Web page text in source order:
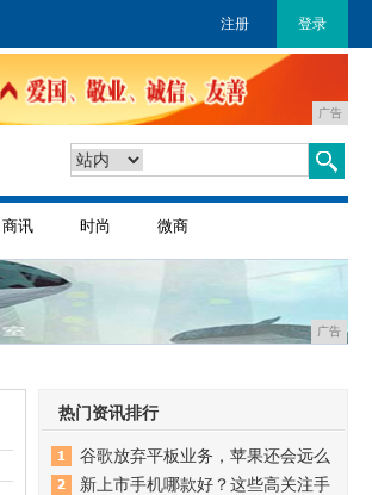
注册 登录
广告
商讯 时尚 微商
广告
热门资讯排行
谷歌放弃平板业务，苹果还会远么
新上市手机哪款好？这些高关注手